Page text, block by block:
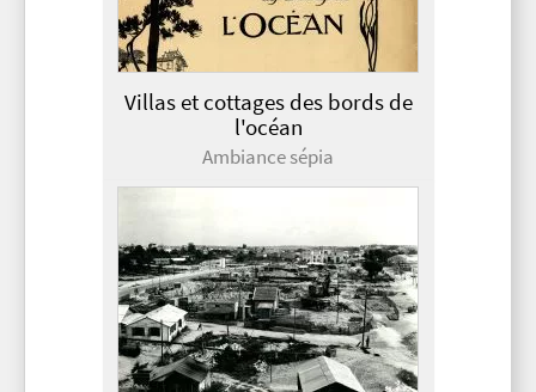
Villas et cottages des bords de
l'océan
Ambiance sépia